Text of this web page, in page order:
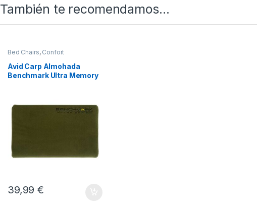
También te recomendamos…
Bed Chairs, Confort
Avid Carp Almohada
Benchmark Ultra Memory
39,99€